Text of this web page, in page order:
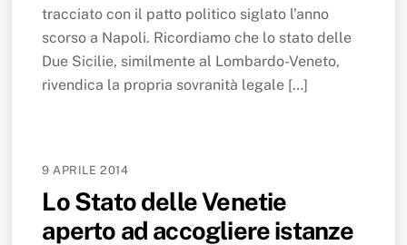
tracciato con il patto politico siglato l’anno
scorso a Napoli. Ricordiamo che lo stato delle
Due Sicilie, similmente al Lombardo-Veneto,
rivendica la propria sovranità legale […]
9 APRILE 2014
Lo Stato delle Venetie
aperto ad accogliere istanze